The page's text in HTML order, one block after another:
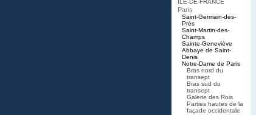
ÎLE-DE-FRANCE
Paris
Saint-Germain-des-
Prés
Saint-Martin-des-
Champs
Sainte-Geneviève
Abbaye de Saint-
Denis
Notre-Dame de Paris
Bras nord du
transept
Bras sud du
transept
Galerie des Rois
Parties hautes de la
façade occidentale